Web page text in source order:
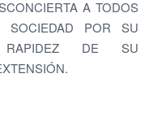
A TODOS
SOCIEDAD POR SU
DE SU